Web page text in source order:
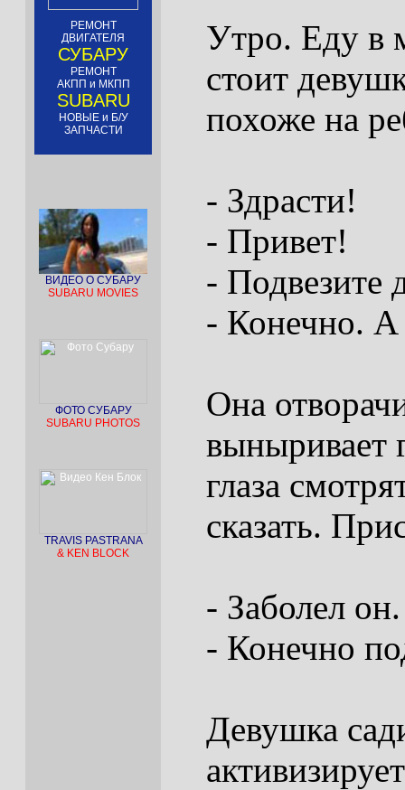
РЕМОНТ
ДВИГАТЕЛЯ
СУБАРУ
РЕМОНТ
АКПП и МКПП
SUBARU
НОВЫЕ и Б/У
ЗАПЧАСТИ
ВИДЕО О СУБАРУ
SUBARU MOVIES
ФОТО СУБАРУ
SUBARU PHOTOS
TRAVIS PASTRANA
& KEN BLOCK
Утро. Еду в
стоит
похоже на
- Здрасти!
- Привет!
- Подвезите
- Конечно. А
Она
выныривает
глаза
сказать.
- Заболел он.
- Конечно
Девушка